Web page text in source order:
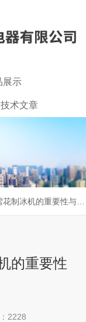
展示
技术文章
制冰机的重要性与应用
的重要性
2228